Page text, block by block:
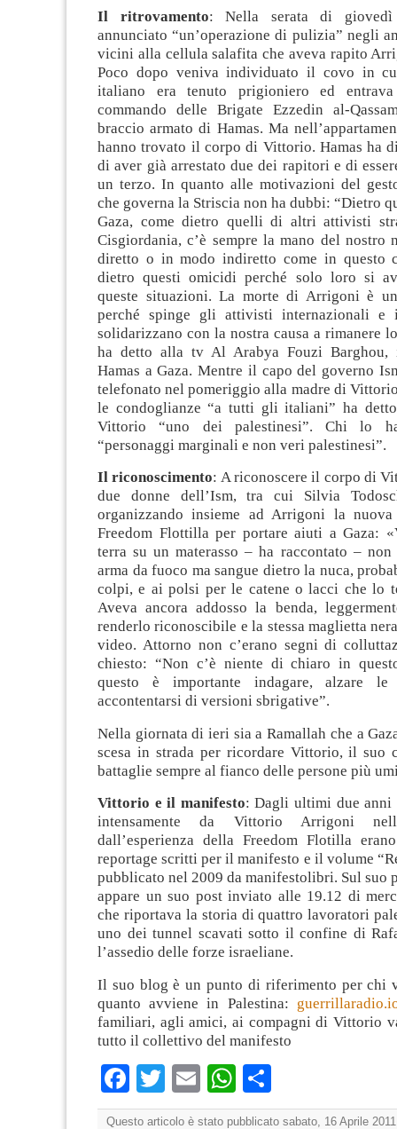
Il ritrovamento: Nella serata di giovedì
annunciato “un’operazione di pulizia” negli
vicini alla cellula salafita che aveva rapito
Poco dopo veniva individuato il covo in
italiano era tenuto prigioniero ed
commando delle Brigate Ezzedin al-
braccio armato di Hamas. Ma
hanno trovato il corpo di Vittorio. Hamas ha
di aver già arrestato due dei rapitori e di
un terzo. In quanto alle motivazioni del
che governa la Striscia non ha dubbi: “Dietro
Gaza, come dietro quelli di altri attivisti
Cisgiordania, c’è sempre la mano del nostro
diretto o in modo indiretto come in questo
dietro questi omicidi perché solo loro si
queste situazioni. La morte di Arrigoni è
perché spinge gli attivisti internazionali e
solidarizzano con la nostra causa a rimanere
ha detto alla tv Al Arabya Fouzi Barghou,
Hamas a Gaza. Mentre il capo del governo
telefonato nel pomeriggio alla madre di
le condoglianze “a tutti gli italiani” ha
Vittorio “uno dei palestinesi”. Chi lo
“personaggi marginali e non veri palestinesi”.
Il riconoscimento: A riconoscere il corpo di
due donne dell’Ism, tra cui Silvia
organizzando insieme ad Arrigoni la
Freedom Flottilla per portare aiuti a Gaza:
terra su un materasso – ha raccontato –
arma da fuoco ma sangue dietro la nuca,
colpi, e ai polsi per le catene o lacci che lo
Aveva ancora addosso la benda,
renderlo riconoscibile e la stessa maglietta
video. Attorno non c’erano segni di
chiesto: “Non c’è niente di chiaro in
questo è importante indagare, alzare le
accontentarsi di versioni sbrigative”.
Nella giornata di ieri sia a Ramallah che a
scesa in strada per ricordare Vittorio, il suo
battaglie sempre al fianco delle persone più
Vittorio e il manifesto: Dagli ultimi due anni
intensamente da Vittorio Arrigoni
dall’esperienza della Freedom Flotilla
reportage scritti per il manifesto e il volume
pubblicato nel 2009 da manifestolibri. Sul suo
appare un suo post inviato alle 19.12 di
che riportava la storia di quattro lavoratori
uno dei tunnel scavati sotto il confine di
l’assedio delle forze israeliane.
Il suo blog è un punto di riferimento per chi
quanto avviene in Palestina:
familiari, agli amici, ai compagni di Vittorio
tutto il collettivo del manifesto
Facebook
TwitterEmailWhatsApp
Questo articolo è stato pubblicato sabato, 16 Aprile